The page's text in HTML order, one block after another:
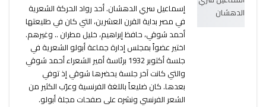
إسماعيل سري الدهشان. أحد رواد الحركة الشعرية
في مصر بداية القرن العشرين، التي كان في طليعتها
أحمد شوقي، حافظ إبراهيم، خليل مطران .. وغيرهم.
اختير عضواً بمجلس إدارة جماعة أبولو الشعرية في
جلسة أكتوبر 1932 برئاسة أمير الشعراء أحمد شوقي
والتي كانت آخر جلسة يحضرها شوقي إذ توفي
بعدها. كان ضليعاً باللغة الفرنسية وعرّب الكثير من
الشعر الفرنسي ونشره على صفحات مجلة أبولو.